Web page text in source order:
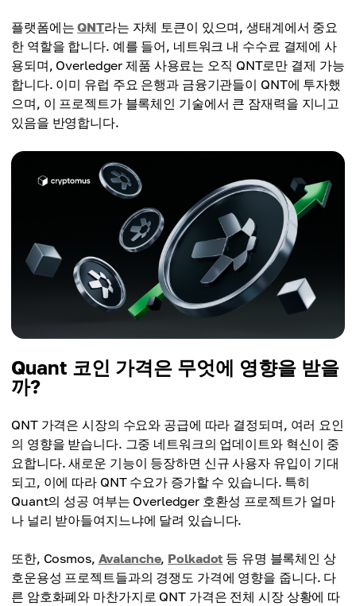
플랫폼에는QNT라는 자체 토큰이 있으며, 생태계에서 중요
한 역할을 합니다. 예를 들어, 네트워크 내 수수료 결제에 사
용되며, Overledger 제품 사용료는 오직 QNT로만 결제 가능
합니다. 이미 유럽 주요 은행과 금융기관들이 QNT에 투자했
으며, 이 프로젝트가 블록체인 기술에서 큰 잠재력을 지니고
있음을 반영합니다.
Quant 코인 가격은 무엇에 영향을 받을
까?
QNT 가격은 시장의 수요와 공급에 따라 결정되며, 여러 요인
의 영향을 받습니다. 그중 네트워크의 업데이트와 혁신이 중
요합니다. 새로운 기능이 등장하면 신규 사용자 유입이 기대
되고, 이에 따라 QNT 수요가 증가할 수 있습니다. 특히
Quant의 성공 여부는 Overledger 호환성 프로젝트가 얼마
나 널리 받아들여지느냐에 달려 있습니다.
또한, Cosmos, Avalanche, Polkadot 등 유명 블록체인 상
호운용성 프로젝트들과의 경쟁도 가격에 영향을 줍니다. 다
른 암호화폐와 마찬가지로 QNT 가격은 전체 시장 상황에 따